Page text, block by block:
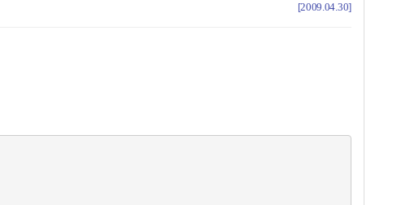
[2009.04.30]